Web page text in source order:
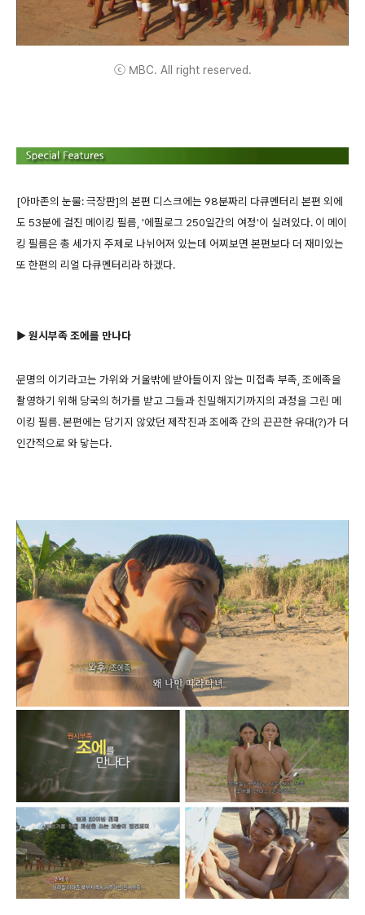
ⓒ MBC. All right reserved.
[아마존의 눈물: 극장판]의 본편 디스크에는 98분짜리 다큐멘터리 본편 외에
도 53분에 걸진 메이킹 필름, '에필로그 250일간의 여정'이 실려있다. 이 메이
킹 필름은 총 세가지 주제로 나뉘어져 있는데 어찌보면 본편보다 더 재미있는
또 한편의 리얼 다큐멘터리라 하겠다.
▶ 원시부족 조에를 만나다
문명의 이기라고는 가위와 거울밖에 받아들이지 않는 미접촉 부족, 조에족을
촬영하기 위해 당국의 허가를 받고 그들과 친밀해지기까지의 과정을 그린 메
이킹 필름. 본편에는 담기지 않았던 제작진과 조에족 간의 끈끈한 유대(?)가 더
인간적으로 와 닿는다.